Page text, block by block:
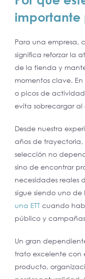
importante
Para una empresa,
significa reforzar la
de la tienda y
momentos clave.
o picos de
evita sobrecargar al
Desde nuestra
años de
selección no
sino de encontrar
necesidades reales
sigue siendo uno de
una ETT cuando
público y
Un gran
trato excelente con
producto,